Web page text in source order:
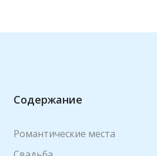
Содержание
Романтические места